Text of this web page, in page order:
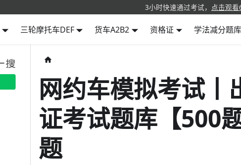
3小时快速通过考试， 点击观
三轮摩托车DEF 货车A2B2 资格证 学法减分题库
网约车模拟考试丨
证考试题库【500
题